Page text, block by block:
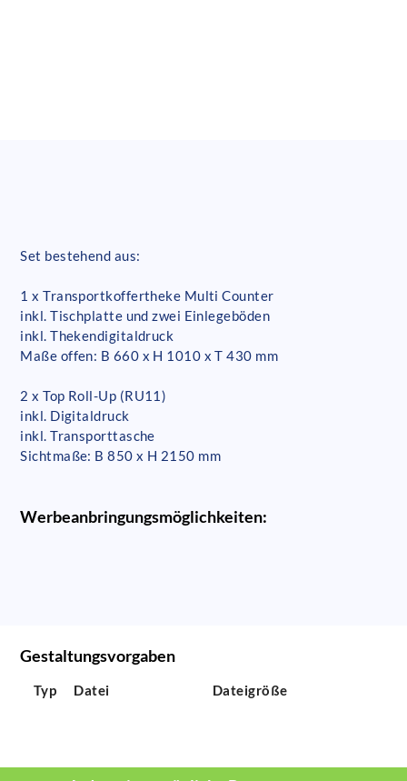
Set bestehend aus:
1 x Transportkoffertheke Multi Counter
inkl. Tischplatte und zwei Einlegeböden
inkl. Thekendigitaldruck
Maße offen: B 660 x H 1010 x T 430 mm
2 x Top Roll-Up (RU11)
inkl. Digitaldruck
inkl. Transporttasche
Sichtmaße: B 850 x H 2150 mm
Werbeanbringungsmöglichkeiten:
Gestaltungsvorgaben
Typ Datei Dateigröße